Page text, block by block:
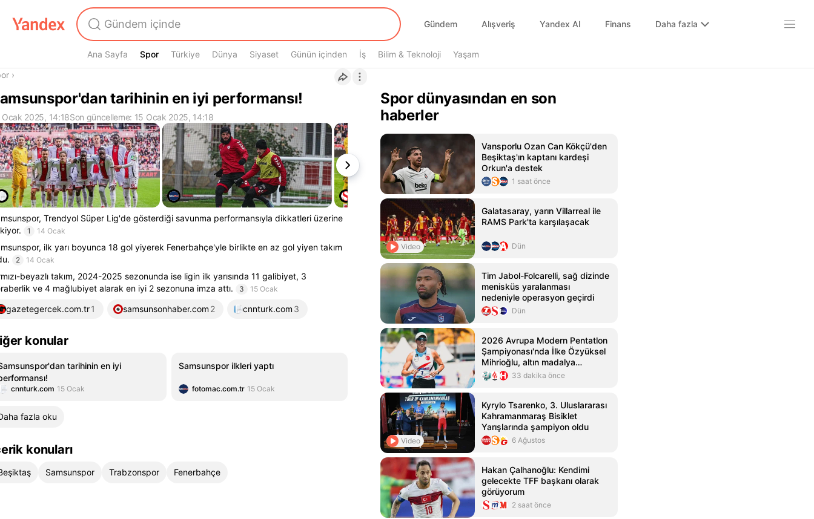
Gündem Alışveriş Yandex AI Finans Daha fazla
Ana Sayfa Spor
Spor Türkiye Dünya Siyaset Günün içinden İş Bilim & Teknoloji Yaşam
›
tarihinin en iyi performansı!
Ocak 2025, 14:18Son güncelleme: 15 Ocak 2025, 14:18
Trendyol Süper Lig'de gösterdiği savunma performansıyla dikkatleri üzerine
1 14 Ocak
ilk yarı boyunca 18 gol yiyerek Fenerbahçe'yle birlikte en az gol yiyen takım
2 14 Ocak
beyazlı takım, 2024-2025 sezonunda ise ligin ilk yarısında 11 galibiyet, 3
ve 4 mağlubiyet alarak en iyi 2 sezonuna imza attı.
3 15 Ocak
gazetegercek.com.tr1 samsunsonhaber.com 2 cnnturk.com 3
konular
tarihinin en iyi
cnnturk.com 15 Ocak
Samsunspor ilkleri yaptı
fotomac.com.tr 15 Ocak
fazla oku
konuları
Samsunspor Trabzonspor Fenerbahçe
Spor dünyasından en son
haberler
Vansporlu Ozan Can Kökçü'den
Beşiktaş'ın kaptanı kardeşi
Orkun'a destek
1 saat önce
Video
Galatasaray, yarın Villarreal ile
RAMS Park'ta karşılaşacak
Dün
Tim Jabol-Folcarelli, sağ dizinde
menisküs yaralanması
nedeniyle operasyon geçirdi
Dün
2026 Avrupa Modern Pentatlon
Şampiyonası'nda İlke Özyüksel
Mihrioğlu, altın madalya
kazandı!33 dakika önce
Video
Kyrylo Tsarenko, 3. Uluslararası
Kahramanmaraş Bisiklet
Yarışlarında şampiyon oldu
6 Ağustos
Hakan Çalhanoğlu: Kendimi
gelecekte TFF başkanı olarak
görüyorum
2 saat önce